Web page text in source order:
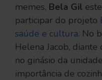
memes, Bela Gil
participar do projeto
saúde e cultura. No
Helena Jacob,
no ginásio da
importância de